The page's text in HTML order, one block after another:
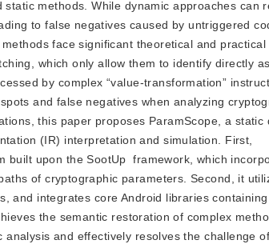
methods. While dynamic approaches can
to false negatives caused by untriggered
face significant theoretical and practical
which only allow them to identify directly
by complex “value-transformation”
and false negatives when analyzing
this paper proposes ParamScope, a static
(IR) interpretation and simulation. First,
built upon the SootUp framework, which
of cryptographic parameters. Second, it
and integrates core Android libraries
the semantic restoration of complex
and effectively resolves the challenge